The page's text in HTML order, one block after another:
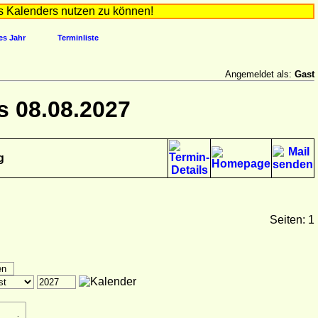
Kalenders nutzen zu können!
Jahr Terminliste
Angemeldet als: Gast
08.08.2027
Seiten: 1